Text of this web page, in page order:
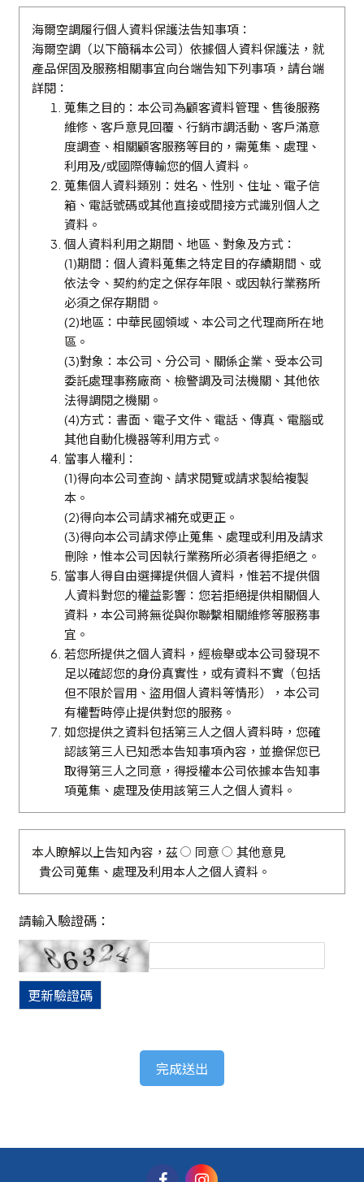
海爾空調履行個人資料保護法告知事項：
海爾空調（以下簡稱本公司）依據個人資料保護法，就
產品保固及服務相關事宜向台端告知下列事項，請台端
詳閱：
蒐集之目的：本公司為顧客資料管理、售後服務
維修、客戶意見回覆、行銷市調活動、客戶滿意
度調查、相關顧客服務等目的，需蒐集、處理、
利用及/或國際傳輸您的個人資料。
蒐集個人資料類別：姓名、性別、住址、電子信
箱、電話號碼或其他直接或間接方式識別個人之
資料。
個人資料利用之期間、地區、對象及方式：
(1)期間：個人資料蒐集之特定目的存續期間、或
依法令、契約約定之保存年限、或因執行業務所
必須之保存期間。
(2)地區：中華民國領域、本公司之代理商所在地
區。
(3)對象：本公司、分公司、關係企業、受本公司
委託處理事務廠商、檢警調及司法機關、其他依
法得調閱之機關。
(4)方式：書面、電子文件、電話、傳真、電腦或
其他自動化機器等利用方式。
當事人權利：
(1)得向本公司查詢、請求閱覽或請求製給複製
本。
(2)得向本公司請求補充或更正。
(3)得向本公司請求停止蒐集、處理或利用及請求
刪除，惟本公司因執行業務所必須者得拒絕之。
當事人得自由選擇提供個人資料，惟若不提供個
人資料對您的權益影響：您若拒絕提供相關個人
資料，本公司將無從與你聯繫相關維修等服務事
宜。
若您所提供之個人資料，經檢舉或本公司發現不
足以確認您的身份真實性，或有資料不實（包括
但不限於冒用、盜用個人資料等情形），本公司
有權暫時停止提供對您的服務。
如您提供之資料包括第三人之個人資料時，您確
認該第三人已知悉本告知事項內容，並擔保您已
取得第三人之同意，得授權本公司依據本告知事
項蒐集、處理及使用該第三人之個人資料。
本人瞭解以上告知內容，茲 同意
其他意見
貴公司蒐集、處理及利用本人之個人資料。
請輸入驗證碼：